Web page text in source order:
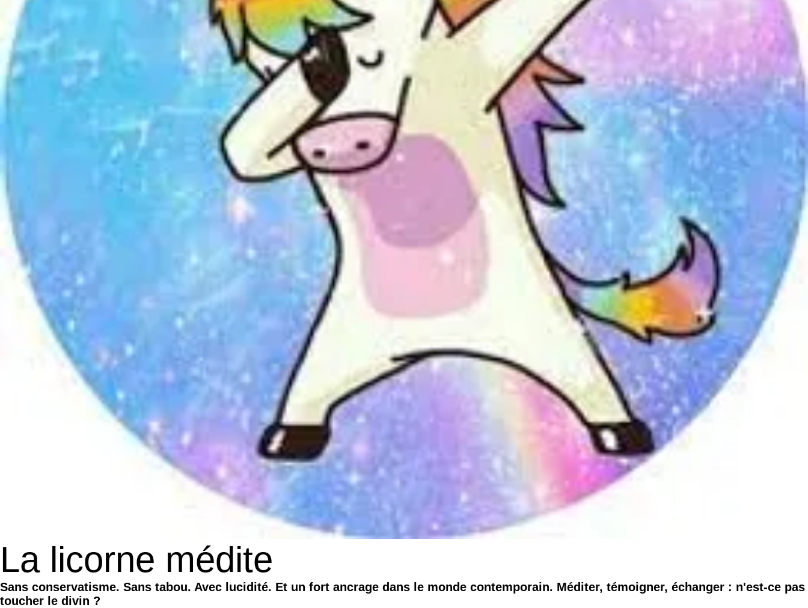
La licorne médite
Sans conservatisme. Sans tabou. Avec lucidité. Et un fort ancrage dans le monde contemporain. Méditer, témoigner, échanger : n'est-ce pas
toucher le divin ?